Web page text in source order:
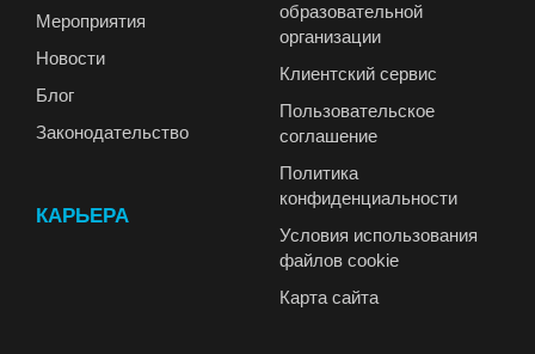
Мероприятия
Новости
Блог
Законодательство
КАРЬЕРА
образовательной
организации
Клиентский сервис
Пользовательское
соглашение
Политика
конфиденциальности
Условия использования
файлов cookie
Карта сайта